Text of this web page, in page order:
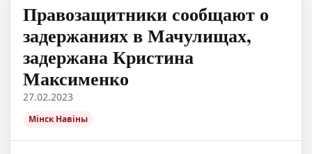
Правозащитники сообщают о
задержаниях в Мачулищах,
задержана Кристина
Максименко
27.02.2023
Мінск Навіны